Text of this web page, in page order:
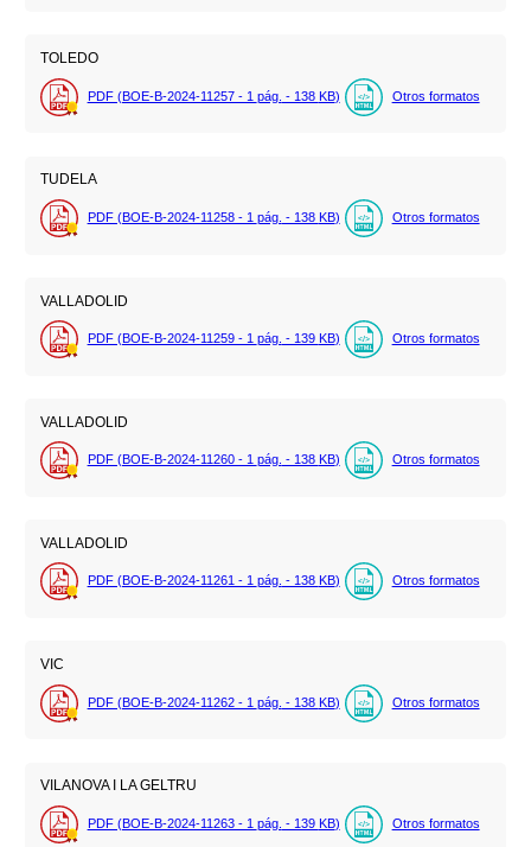
TOLEDO
PDF (BOE-B-2024-11257 - 1 pág. - 138 KB) Otros formatos
TUDELA
PDF (BOE-B-2024-11258 - 1 pág. - 138 KB) Otros formatos
VALLADOLID
PDF (BOE-B-2024-11259 - 1 pág. - 139 KB) Otros formatos
VALLADOLID
PDF (BOE-B-2024-11260 - 1 pág. - 138 KB) Otros formatos
VALLADOLID
PDF (BOE-B-2024-11261 - 1 pág. - 138 KB) Otros formatos
VIC
PDF (BOE-B-2024-11262 - 1 pág. - 138 KB) Otros formatos
VILANOVA I LA GELTRU
PDF (BOE-B-2024-11263 - 1 pág. - 139 KB) Otros formatos